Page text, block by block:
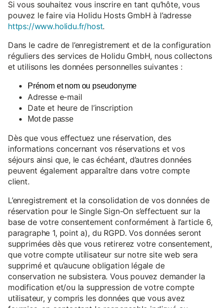
Si vous souhaitez vous inscrire en tant qu’hôte, vous
pouvez le faire via Holidu Hosts GmbH à l’adresse
https://www.holidu.fr/host.
Dans le cadre de l’enregistrement et de la configuration
réguliers des services de Holidu GmbH, nous collectons
et utilisons les données personnelles suivantes :
Prénom et nom ou pseudonyme
Adresse e-mail
Date et heure de l’inscription
Mot de passe
Dès que vous effectuez une réservation, des
informations concernant vos réservations et vos
séjours ainsi que, le cas échéant, d’autres données
peuvent également apparaître dans votre compte
client.
L’enregistrement et la consolidation de vos données de
réservation pour le Single Sign-On s’effectuent sur la
base de votre consentement conformément à l’article 6,
paragraphe 1, point a), du RGPD. Vos données seront
supprimées dès que vous retirerez votre consentement,
que votre compte utilisateur sur notre site web sera
supprimé et qu’aucune obligation légale de
conservation ne subsistera. Vous pouvez demander la
modification et/ou la suppression de votre compte
utilisateur, y compris les données que vous avez